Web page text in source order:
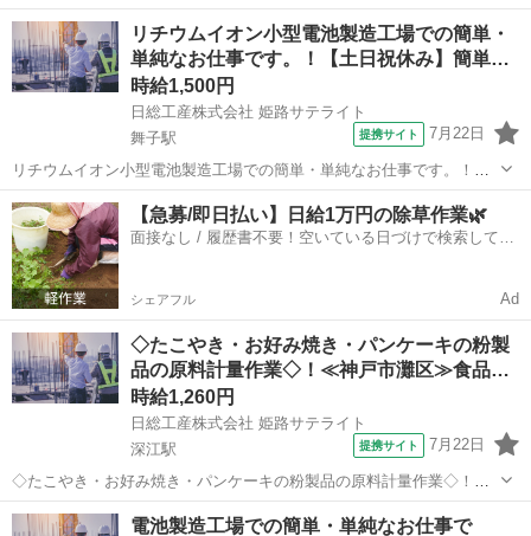
仕事！ トレーニング（研修・OJTなど）が充実しているので 安心して
スタートできます♪ ＜具体的には…＞ ◆図面理解 紙図面をCAD図面に
変換するスキルが必...
兵庫 たつの市 本竜野駅 生産管理
リチウムイオン小型電池製造工場での簡単・
単純なお仕事です。！【土日祝休み】簡単…
時給1,500円
日総工産株式会社 姫路サテライト
舞子駅
提携サイト 7月22日
リチウムイオン小型電池製造工場での簡単・単純なお仕事です。！
【土日祝休み】簡単・単純作業で高収入月35万以上！しかも寮費無
料！！ Point1★新着のお仕事！高収入！月収35万円以上可！ Point2☆
簡単・単純！もくもく...
兵庫 淡路市 舞子駅 生産管理
【急募/即日払い】日給1万円の除草作業🌿
面接なし / 履歴書不要！空いている日づけで検索して即
シェアフル Ad
◇たこやき・お好み焼き・パンケーキの粉製
品の原料計量作業◇！≪神戸市灘区≫食品…
時給1,260円
日総工産株式会社 姫路サテライト
深江駅
提携サイト 7月22日
◇たこやき・お好み焼き・パンケーキの粉製品の原料計量作業◇！≪
神戸市灘区≫食品製造スタッフ募集！時給1260円！ラクラク往復送迎
有 Point1★月収26万円以上！！工場未経験者歓迎！ Point2☆ラクラク
兵庫 神戸市 深江駅 生産管理
電池製造工場での簡単・単純なお仕事で